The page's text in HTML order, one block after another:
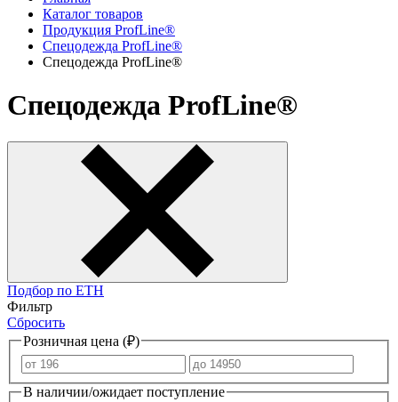
Каталог товаров
Продукция ProfLine®
Спецодежда ProfLine®
Спецодежда ProfLine®
Спецодежда ProfLine®
Подбор по ЕТН
Фильтр
Сбросить
Розничная цена (₽)
В наличии/ожидает поступление